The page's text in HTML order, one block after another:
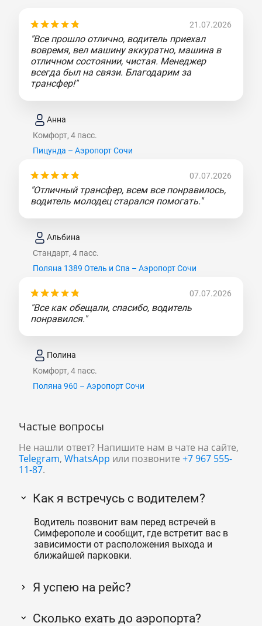
21.07.2026
"Все прошло отлично, водитель приехал
вовремя, вел машину аккуратно, машина в
отличном состоянии, чистая. Менеджер
всегда был на связи. Благодарим за
трансфер!"
Анна
Комфорт, 4 пасс.
Пицунда – Аэропорт Сочи
07.07.2026
"Отличный трансфер, всем все понравилось,
водитель молодец старался помогать."
Альбина
Стандарт, 4 пасс.
Поляна 1389 Отель и Спа – Аэропорт Сочи
07.07.2026
"Все как обещали, спасибо, водитель
понравился."
Полина
Комфорт, 4 пасс.
Поляна 960 – Аэропорт Сочи
Частые вопросы
Не нашли ответ? Напишите нам в чате на сайте,
Telegram, WhatsApp или позвоните +7 967 555-
11-87.
Как я встречусь с водителем?
Водитель позвонит вам перед встречей в
Симферополе и сообщит, где встретит вас в
зависимости от расположения выхода и
ближайшей парковки.
Я успею на рейс?
Сколько ехать до аэропорта?